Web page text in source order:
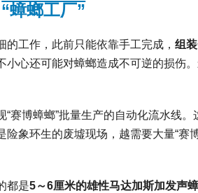
“蟑螂工厂”
工作，此前只能依靠手工完成， 组
小心还可能对蟑螂造成不可逆的损伤
赛博蟑螂”批量生产的自动化流水线
象环生的废墟现场，越需要大量“赛
都是5～6厘米的雄性马达加斯加发声